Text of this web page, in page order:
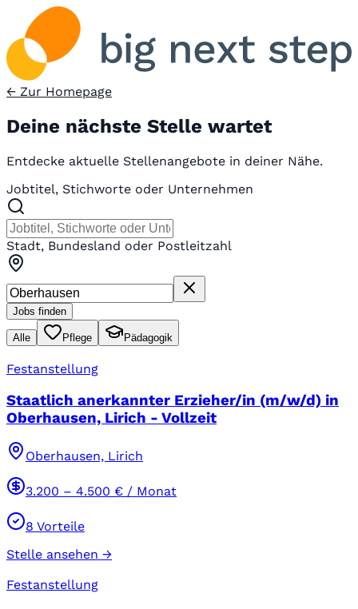
← Zur Homepage
Deine nächste Stelle wartet
Entdecke aktuelle Stellenangebote in deiner Nähe.
Jobtitel, Stichworte oder Unternehmen
Stadt, Bundesland oder Postleitzahl
Jobs finden
Alle Pflege Pädagogik
Festanstellung
Staatlich anerkannter Erzieher/in (m/w/d) in
Oberhausen, Lirich - Vollzeit
Oberhausen, Lirich
3.200 – 4.500 € / Monat
8 Vorteile
Stelle ansehen →
Festanstellung